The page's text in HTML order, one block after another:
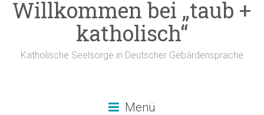
Willkommen bei „taub +
katholisch“
Katholische Seelsorge in Deutscher Gebärdensprache
Menü